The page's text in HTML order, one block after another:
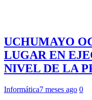
UCHUMAYO
LUGAR EN
NIVEL DE LA
Informática7 meses ago 0